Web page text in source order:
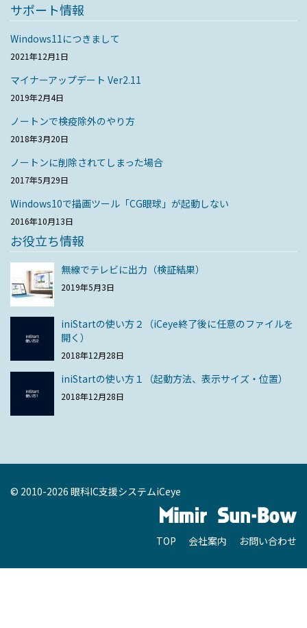
サポート情報
Windows11につきまして
2021年12月1日
マイナーアップデート Ver2.11
2019年2月4日
ノートンで検疫除外のやり方
2018年3月20日
ノートンに削除されてしまった場合
2017年5月29日
Windows10で描画ツール「CG眼球」が起動しない
2016年10月13日
お役立ち情報
無線でテレビに出力（検証結果）
2019年5月3日
iniStartの使い方２（iCeye終了後に任意のファイルを
開く）
2018年12月28日
iniStartの使い方１（起動方法、表示サイズ・位置）
2018年12月28日
© 2010-2026 眼科IC支援システムiCeye
TOP 会社案内 お問い合わせ